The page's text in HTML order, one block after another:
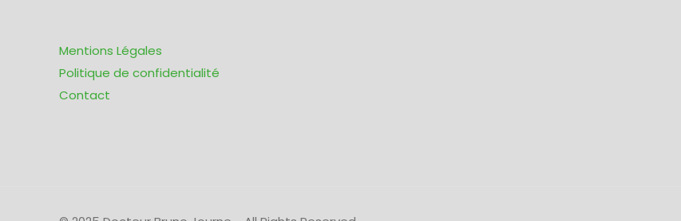
Mentions Légales
Politique de confidentialité
Contact